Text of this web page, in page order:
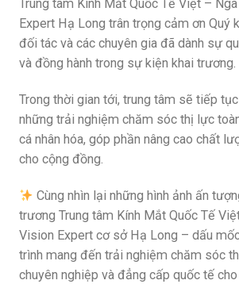
Trung tâm Kính Mắt Quốc Tế Việt –
Expert Hạ Long trân trọng cảm ơn Quý
đối tác và các chuyên gia đã dành sự
và đồng hành trong sự kiện khai trương.
Trong thời gian tới, trung tâm sẽ tiếp
những trải nghiệm chăm sóc thị lực
cá nhân hóa, góp phần nâng cao chất
cho cộng đồng.
Cùng nhìn lại những hình ảnh ấn
trương Trung tâm Kính Mắt Quốc Tế
Vision Expert cơ sở Hạ Long – dấu
trình mang đến trải nghiệm chăm sóc
chuyên nghiệp và đẳng cấp quốc tế